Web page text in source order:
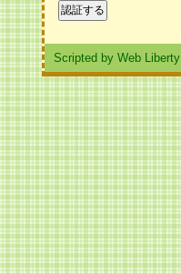
Scripted by Web Liberty